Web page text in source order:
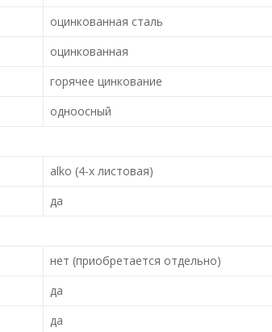
оцинкованная сталь
оцинкованная
горячее цинкование
одноосный
alko (4-х листовая)
да
нет (приобретается отдельно)
да
да